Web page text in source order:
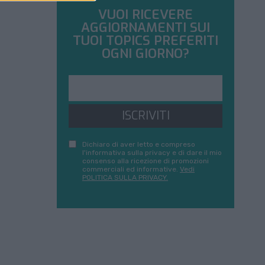
VUOI RICEVERE
AGGIORNAMENTI SUI
TUOI TOPICS PREFERITI
OGNI GIORNO?
ISCRIVITI
Dichiaro di aver letto e compreso
l'informativa sulla privacy e di dare il mio
consenso alla ricezione di promozioni
commerciali ed informative. Vedi
POLITICA SULLA PRIVACY.